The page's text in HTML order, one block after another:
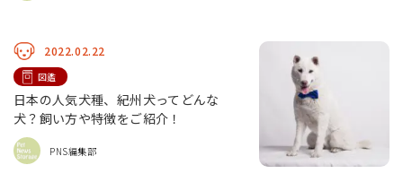
2022.02.22
図鑑
日本の人気犬種、紀州犬ってどんな
犬？飼い方や特徴をご紹介！
PNS編集部